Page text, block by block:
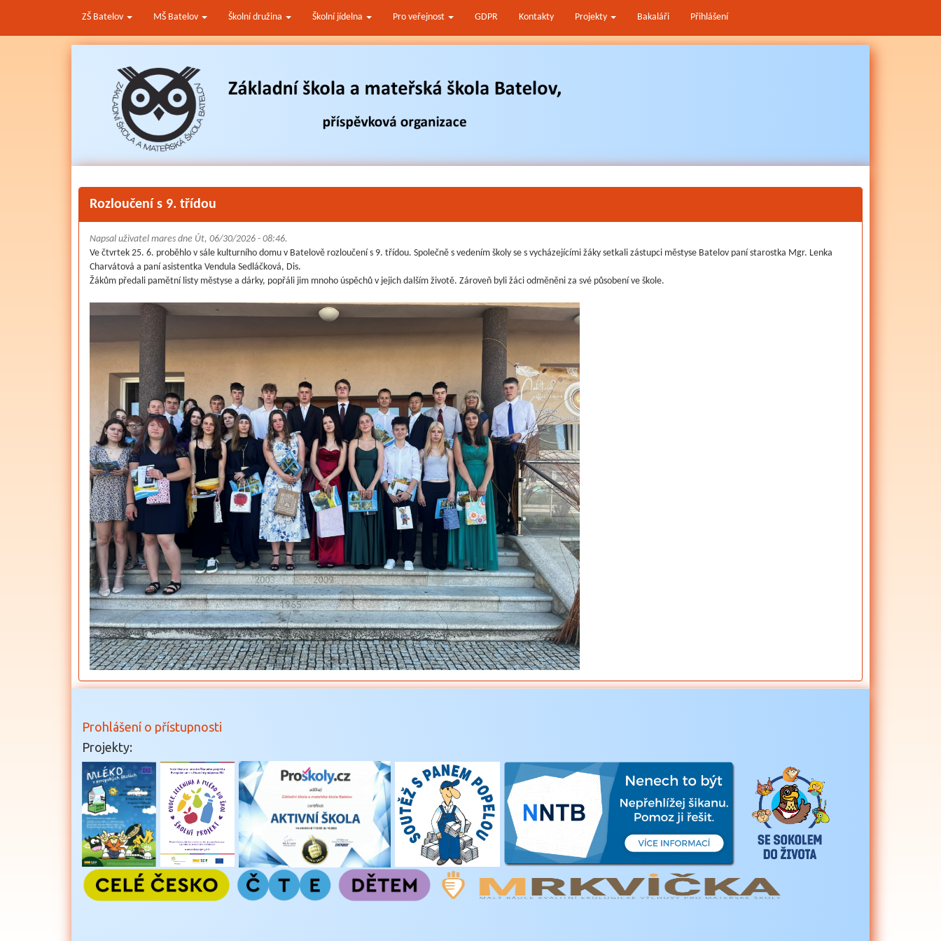
ZŠ Batelov MŠ Batelov Školní družina Školní jídelna Pro veřejnost GDPR Kontakty Projekty Bakaláři Přihlášení
Rozloučení s 9. třídou
Napsal uživatel mares dne Út, 06/30/2026 - 08:46.
Ve čtvrtek 25. 6. proběhlo v sále kulturního domu v Batelově rozloučení s 9. třídou. Společně s vedením školy se s vycházejícími žáky setkali zástupci městyse Batelov paní starostka Mgr. Lenka
Charvátová a paní asistentka Vendula Sedláčková, Dis.
Žákům předali pamětní listy městyse a dárky, popřáli jim mnoho úspěchů v jejich dalším životě. Zároveň byli žáci odměněni za své působení ve škole.
Prohlášení o přístupnosti
Projekty: